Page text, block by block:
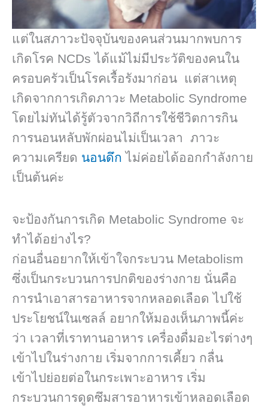
แต่ในสภาวะปัจจุบัน​ของคนส่วนมากพบการ
เกิดโรค NCDs ได้แม้ไม่มีประวัติของคนใน
ครอบครัวเป็นโรคเรื้อรังมาก่อน แต่สาเหตุ
เกิดจากการเกิดภาวะ Metabolic Syndrome​
โดยไม่ทันได้รู้ตัวจากวิถีการใช้ชีวิตการกิน
การนอนหลับพักผ่อนไม่เป็นเวลา ภาวะ
ความเครียด นอนดึก ไม่ค่อยได้ออกกำลังกาย
เป็นต้นค่ะ
จะป้องกันการเกิด Metabolic Syndrome จะ
ทำได้อย่างไร?
ก่อนอื่นอยากให้เข้าใจกระบวน Metabolism​
ซึ่งเป็นกระบวนการปกติของร่างกาย นั่นคือ
การนำเอาสารอาหารจากหลอดเลือด ไปใช้
ประโยชน์ในเซลล์ อยากให้มองเห็นภาพนี้ค่ะ
ว่า เวลาที่เราทานอาหาร เครื่องดื่มอะไรต่างๆ
เข้าไปในร่างกาย เริ่มจากการเคี้ยว กลื่น
เข้าไปย่อยต่อในกระเพาะอาหาร เริ่ม
กระบวนการดูดซึมสารอาหารเข้าหลอดเลือด